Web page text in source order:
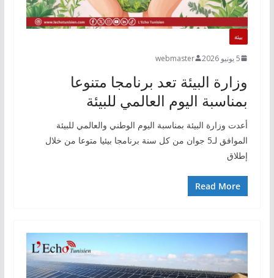
بيئة
5 يونيو 2026 webmaster
وزارة البيئة تعد برنامجا متنوعا
بمناسبة اليوم العالمي للبيئة
أعدت وزارة البيئة بمناسبة اليوم الوطني والعالمي للبيئة
الموافق لـ5 جوان من كل سنة برنامجا بيئيا متوعا من خلال
إطلاق
Read More